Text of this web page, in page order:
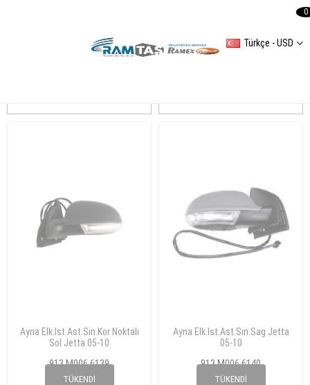
Türkçe - USD
0
TÜKENDI
Ayna Elk.Ist.Ast.Sin.Kor Noktalı
Sol Jetta 05-10
913 M006 6139
1K0 857 537 TÜKENDI
Ayna Elk.Ist.Ast.Sin.Sag Jetta
05-10
913 M006 6140
1K0 857 538